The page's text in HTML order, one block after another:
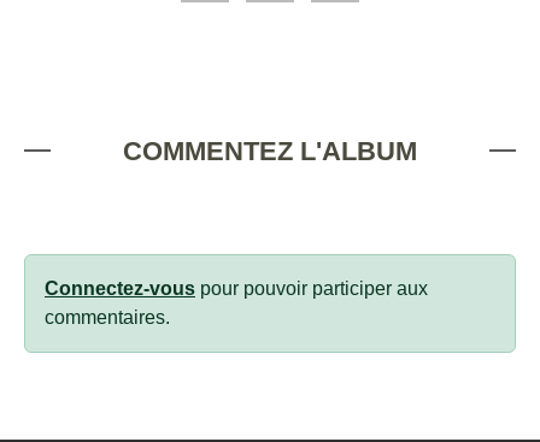
COMMENTEZ L'ALBUM
Connectez-vous pour pouvoir participer aux
commentaires.